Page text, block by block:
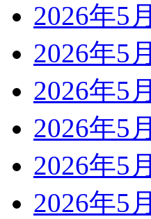
2026年5
2026年5
2026年5
2026年5
2026年5
2026年5